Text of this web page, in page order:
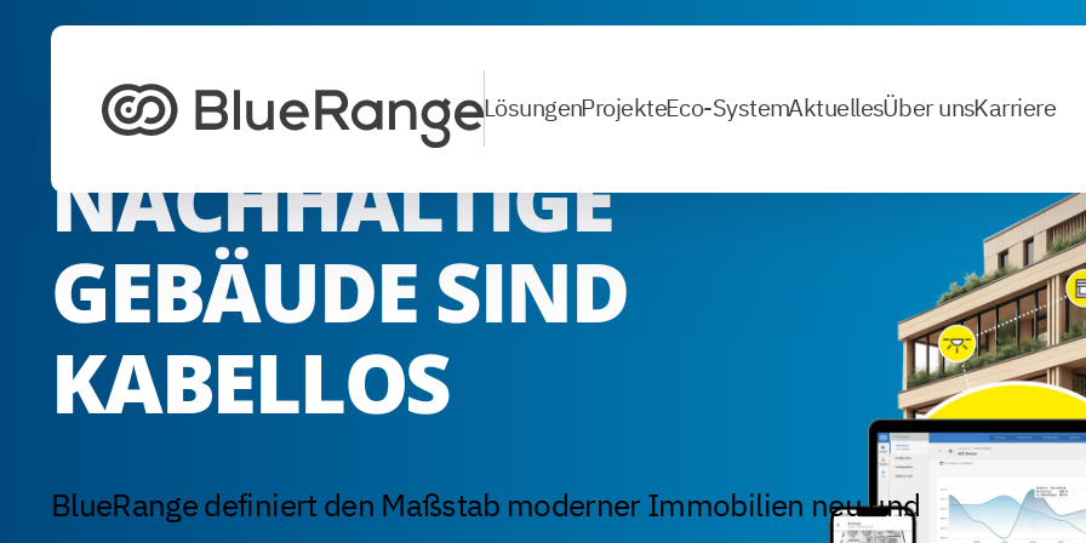
LösungenProjekteEco-SystemAktuellesÜber unsKarriere
NACHHALTIGE
GEBÄUDE SIND
KABELLOS
BlueRange definiert den Maßstab moderner Immobilien neu und